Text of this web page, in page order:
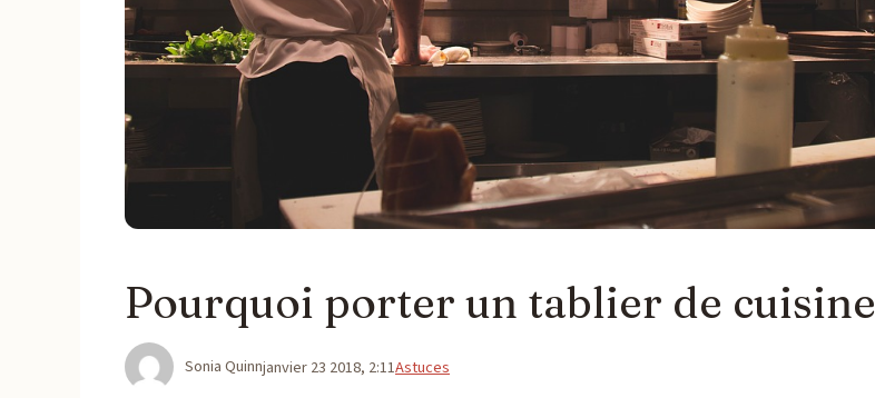
Pourquoi porter un tablier de cuisine
Sonia Quinnjanvier 23 2018, 2:11Catégories
Astuces